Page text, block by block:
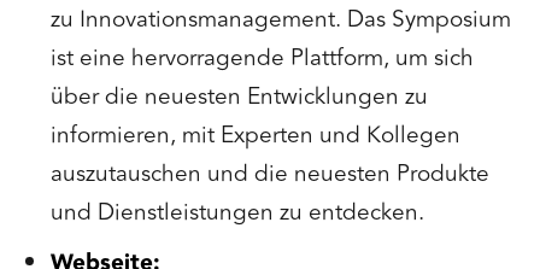
zu Innovationsmanagement. Das Symposium
ist eine hervorragende Plattform, um sich
über die neuesten Entwicklungen zu
informieren, mit Experten und Kollegen
auszutauschen und die neuesten Produkte
und Dienstleistungen zu entdecken.